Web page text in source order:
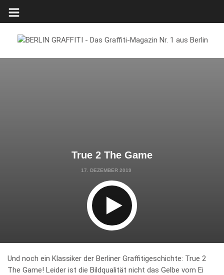
True 2 The Game
17. DEZEMBER 2019
Und noch ein Klassiker der Berliner Graffitigeschichte: True 2
The Game! Leider ist die Bildqualität nicht das Gelbe vom Ei